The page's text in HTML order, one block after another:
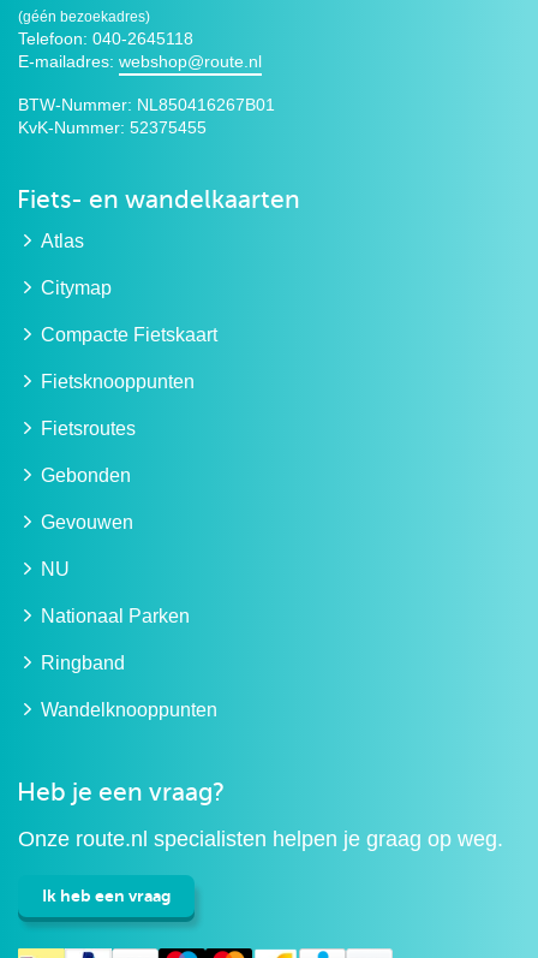
(géén bezoekadres)
Telefoon: 040-2645118
E-mailadres: webshop@route.nl
BTW-Nummer: NL850416267B01
KvK-Nummer: 52375455
Fiets- en wandelkaarten
Atlas
Citymap
Compacte Fietskaart
Fietsknooppunten
Fietsroutes
Gebonden
Gevouwen
NU
Nationaal Parken
Ringband
Wandelknooppunten
Heb je een vraag?
Onze route.nl specialisten helpen je graag op weg.
Ik heb een vraag